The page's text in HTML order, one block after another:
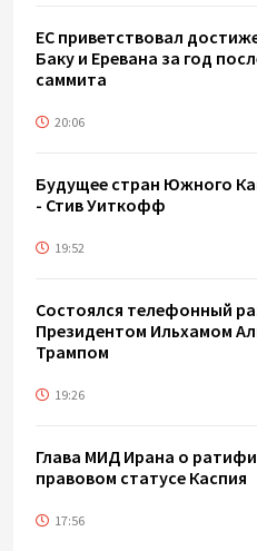
ЕС приветствовал
Баку и Еревана за год
саммита
20:06
Будущее стран Южного
- Стив Уиткофф
19:52
Состоялся телефонный
Президентом Ильхамом
Трампом
19:26
Глава МИД Ирана о
правовом статусе Каспия
17:56